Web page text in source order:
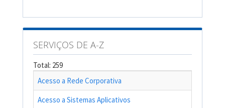
SERVIÇOS DE A-Z
Total: 259
Acesso a Rede Corporativa
Acesso a Sistemas Aplicativos